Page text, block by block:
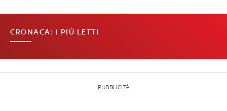
CRONACA: I PIÙ LETTI
PUBBLICITÀ